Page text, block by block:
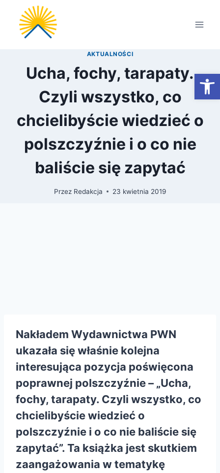
Przejdź
treści
AKTUALNOŚCI
Ucha, fochy, tarapaty.
Czyli wszystko, co
chcielibyście wiedzieć o
polszczyźnie i o co nie
baliście się zapytać
Przez Redakcja 23 kwietnia 2019
Nakładem Wydawnictwa PWN
ukazała się właśnie kolejna
interesująca pozycja poświęcona
poprawnej polszczyźnie – „Ucha,
fochy, tarapaty. Czyli wszystko, co
chcielibyście wiedzieć o
polszczyźnie i o co nie baliście się
zapytać”. Ta książka jest skutkiem
zaangażowania w tematykę